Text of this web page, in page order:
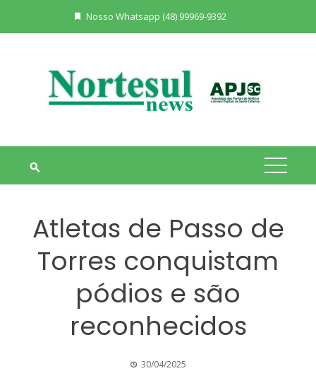
Nosso Whatsapp (48) 99969-9392
Atletas de Passo de
Torres conquistam
pódios e são
reconhecidos
30/04/2025